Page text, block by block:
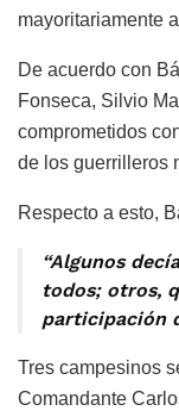
mayoritariamente
De acuerdo con
Fonseca, Silvio
comprometidos
de los guerrilleros
Respecto a esto,
“Algunos
todos; otros,
participación
Tres campesinos
Comandante